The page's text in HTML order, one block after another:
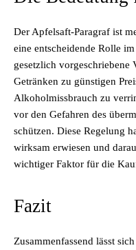
Der Apfelsaft-Paragraf ist
eine entscheidende Rolle
gesetzlich
Getränken zu günstigen
Alkoholmissbrauch zu
vor den Gefahren des
schützen. Diese Regelung
wirksam erwiesen und
wichtiger Faktor für die
Fazit
Zusammenfassend lässt